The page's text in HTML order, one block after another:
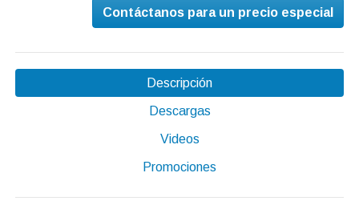
Contáctanos para un precio especial
Descripción
Descargas
Videos
Promociones